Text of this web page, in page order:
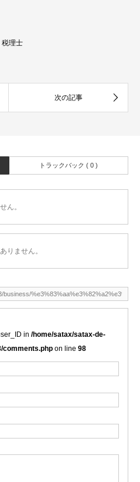
税理士
トラックバック ( 0 )
ん。
りません。
in /home/satax/satax-de-
comments.php on line 98